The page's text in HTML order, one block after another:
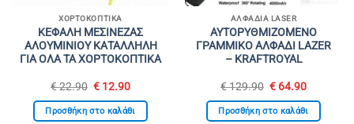
ΧΟΡΤΟΚΟΠΤΙΚΆ
ΚΕΦΑΛΗ ΜΕΣΙΝΕΖΑΣ
ΑΛΟΥΜΙΝΙΟΥ ΚΑΤΑΛΛΗΛΗ
ΓΙΑ ΟΛΑ ΤΑ ΧΟΡΤΟΚΟΠΤΙΚΑ
€22.90 Original
was:
€ 22.90.
€ 12.90Η
τιμή
είναι:
Προσθήκη στο καλάθι
ΑΛΦΆΔΙΑ LASER
ΑΥΤΟΡΥΘΜΙΖΟΜΕΝΟ
ΓΡΑΜΜΙΚΟ ΑΛΦΑΔΙ LAZER
– KRAFTROYAL
€129.90 Original
was:
€ 129.90.
€ 64.90Η
τιμή
είναι:
Προσθήκη στο καλάθι